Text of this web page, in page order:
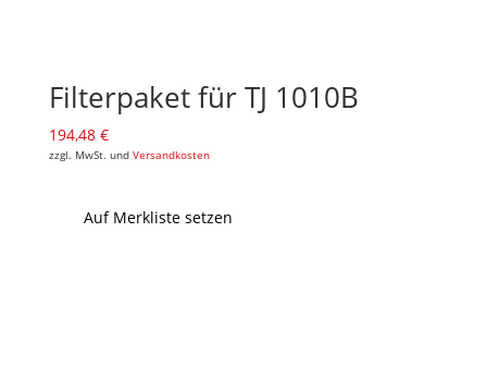
Filterpaket für TJ 1010B
194,48 €
zzgl. MwSt. und Versandkosten
Auf Merkliste setzen